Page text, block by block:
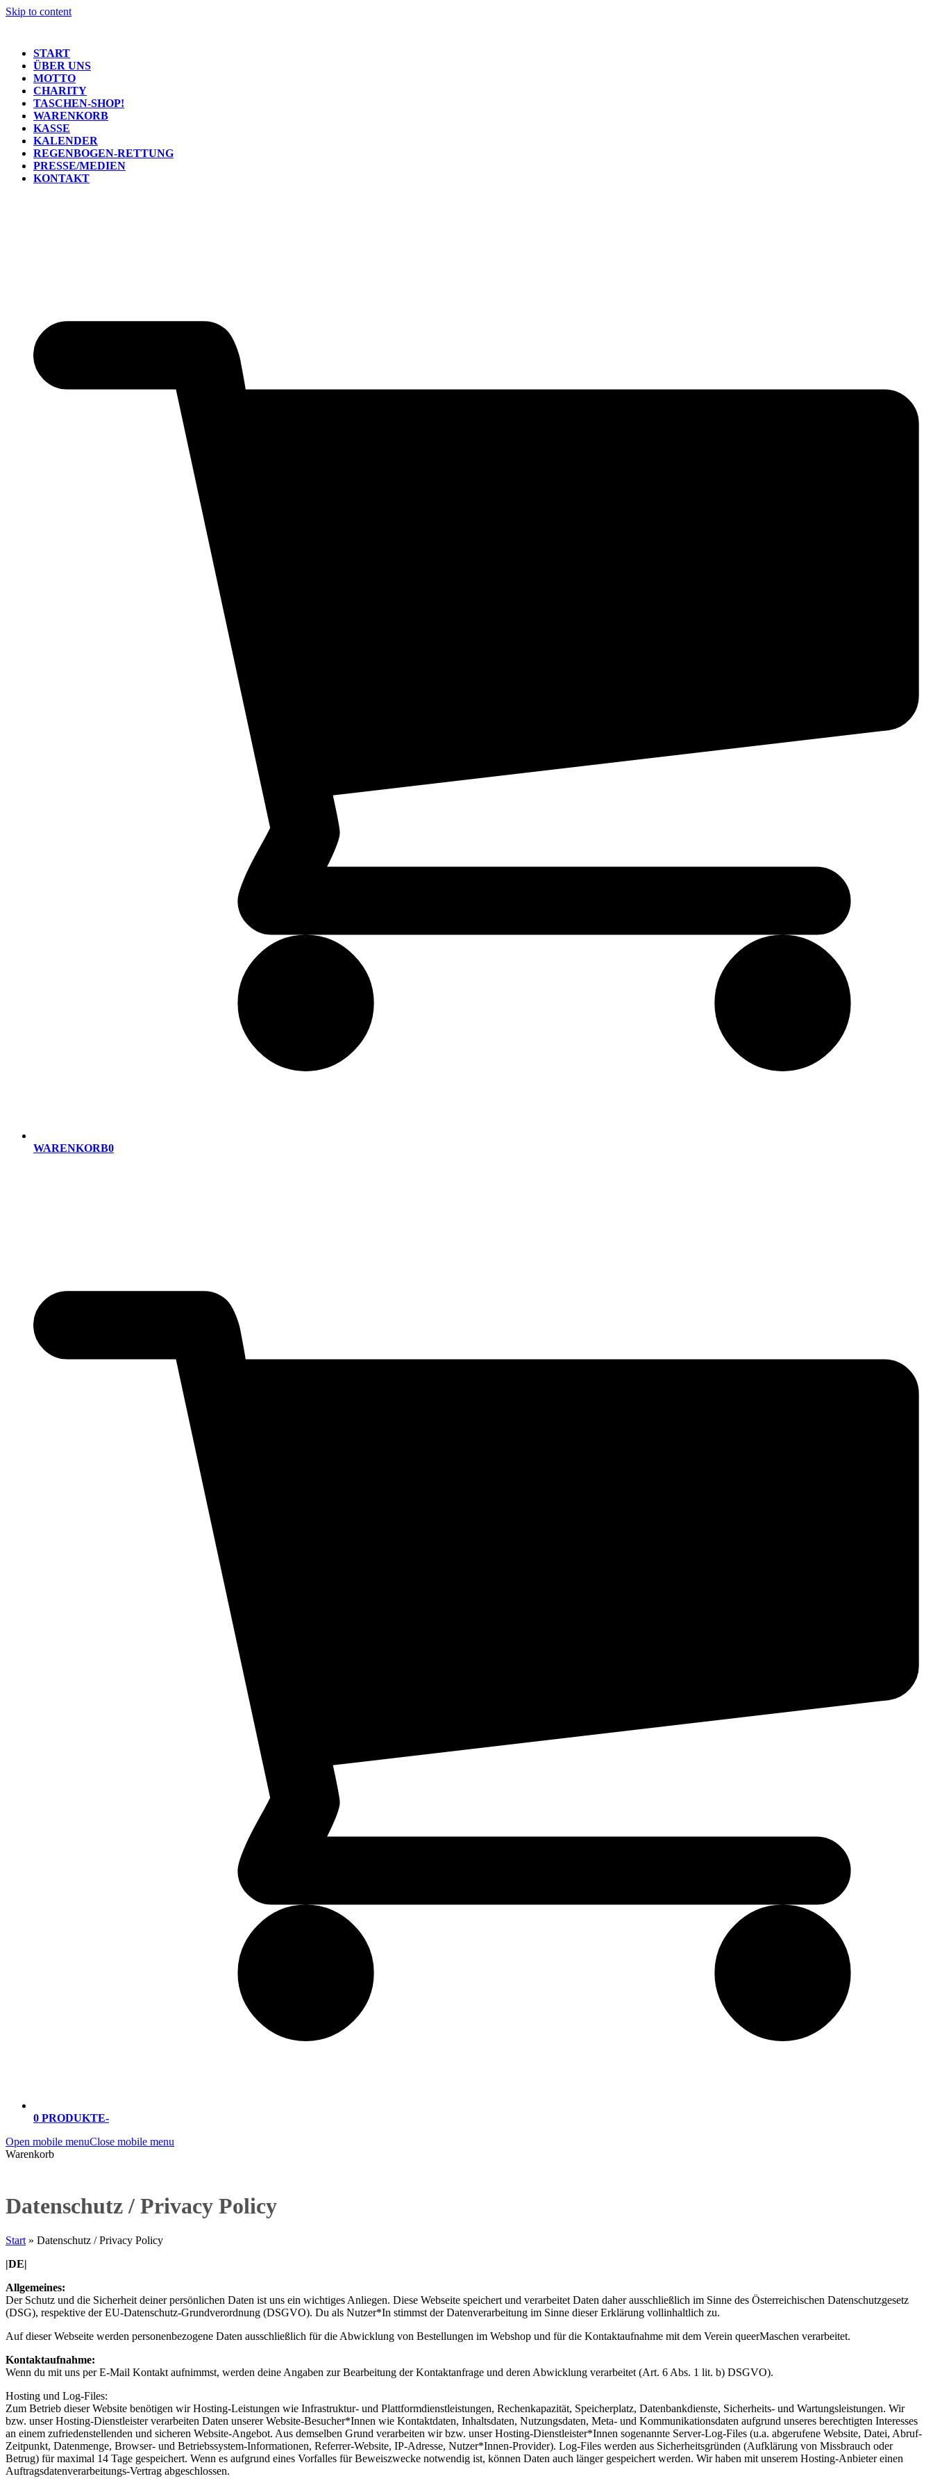
Skip to content
START
ÜBER UNS
MOTTO
CHARITY
TASCHEN-SHOP!
WARENKORB
KASSE
KALENDER
REGENBOGEN-RETTUNG
PRESSE/MEDIEN
KONTAKT
WARENKORB0
0 PRODUKTE-
Open mobile menuClose mobile menu
Warenkorb
Datenschutz / Privacy Policy
Start » Datenschutz / Privacy Policy
|DE|
Allgemeines:
Der Schutz und die Sicherheit deiner persönlichen Daten ist uns ein wichtiges Anliegen. Diese Webseite speichert und verarbeitet Daten daher ausschließlich im Sinne des Österreichischen Datenschutzgesetz
(DSG), respektive der EU-Datenschutz-Grundverordnung (DSGVO). Du als Nutzer*In stimmst der Datenverarbeitung im Sinne dieser Erklärung vollinhaltlich zu.
Auf dieser Webseite werden personenbezogene Daten ausschließlich für die Abwicklung von Bestellungen im Webshop und für die Kontaktaufnahme mit dem Verein queerMaschen verarbeitet.
Kontaktaufnahme:
Wenn du mit uns per E-Mail Kontakt aufnimmst, werden deine Angaben zur Bearbeitung der Kontaktanfrage und deren Abwicklung verarbeitet (Art. 6 Abs. 1 lit. b) DSGVO).
Hosting und Log-Files:
Zum Betrieb dieser Website benötigen wir Hosting-Leistungen wie Infrastruktur- und Plattformdienstleistungen, Rechenkapazität, Speicherplatz, Datenbankdienste, Sicherheits- und Wartungsleistungen. Wir
bzw. unser Hosting-Dienstleister verarbeiten Daten unserer Website-Besucher*Innen wie Kontaktdaten, Inhaltsdaten, Nutzungsdaten, Meta- und Kommunikationsdaten aufgrund unseres berechtigten Interesses
an einem zufriedenstellenden und sicheren Website-Angebot. Aus demselben Grund verarbeiten wir bzw. unser Hosting-Dienstleister*Innen sogenannte Server-Log-Files (u.a. abgerufene Website, Datei, Abruf-
Zeitpunkt, Datenmenge, Browser- und Betriebssystem-Informationen, Referrer-Website, IP-Adresse, Nutzer*Innen-Provider). Log-Files werden aus Sicherheitsgründen (Aufklärung von Missbrauch oder
Betrug) für maximal 14 Tage gespeichert. Wenn es aufgrund eines Vorfalles für Beweiszwecke notwendig ist, können Daten auch länger gespeichert werden. Wir haben mit unserem Hosting-Anbieter einen
Auftragsdatenverarbeitungs-Vertrag abgeschlossen.